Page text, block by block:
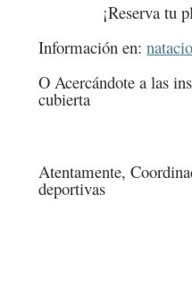
¡Reserva tu
Información en:
O Acercándote a las
cubierta
Atentamente,
deportivas